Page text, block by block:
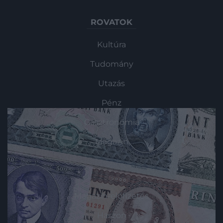
ROVATOK
Kultúra
Tudomány
Utazás
Pénz
Gasztronómia
Magazin
HG MEDIA
Magazin-előfizetés
Haszon